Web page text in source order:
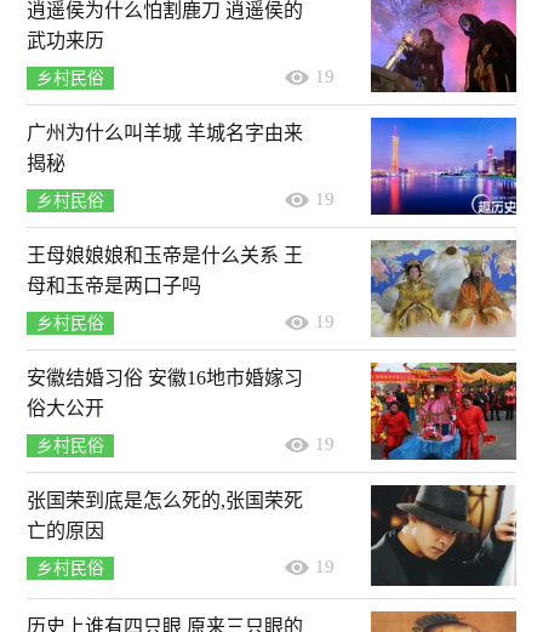
逍遥侯为什么怕割鹿刀 逍遥侯的
武功来历
乡村民俗 19
广州为什么叫羊城 羊城名字由来
揭秘
乡村民俗 19
王母娘娘娘和玉帝是什么关系 王
母和玉帝是两口子吗
乡村民俗 19
安徽结婚习俗 安徽16地市婚嫁习
俗大公开
乡村民俗 19
张国荣到底是怎么死的,张国荣死
亡的原因
乡村民俗 19
历史上谁有四只眼 原来三只眼的